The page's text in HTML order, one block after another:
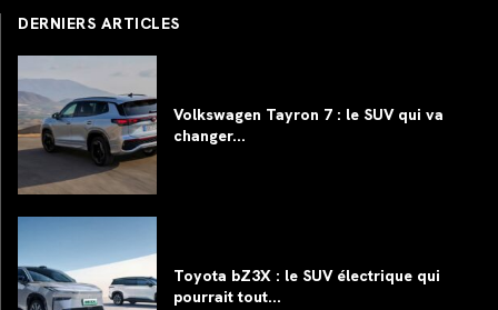
DERNIERS ARTICLES
Volkswagen Tayron 7 : le SUV qui va
changer...
Toyota bZ3X : le SUV électrique qui
pourrait tout...